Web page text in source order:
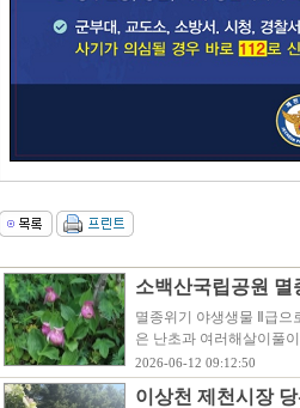
소백산국립공원 멸
멸종위기 야생생물 Ⅱ급
은 난초과 여러해살이풀
2026-06-12 09:12:50
이상천 제천시장